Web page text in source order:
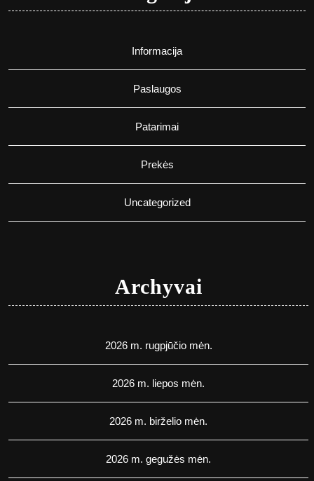
Informacija
Paslaugos
Patarimai
Prekės
Uncategorized
Archyvai
2026 m. rugpjūčio mėn.
2026 m. liepos mėn.
2026 m. birželio mėn.
2026 m. gegužės mėn.